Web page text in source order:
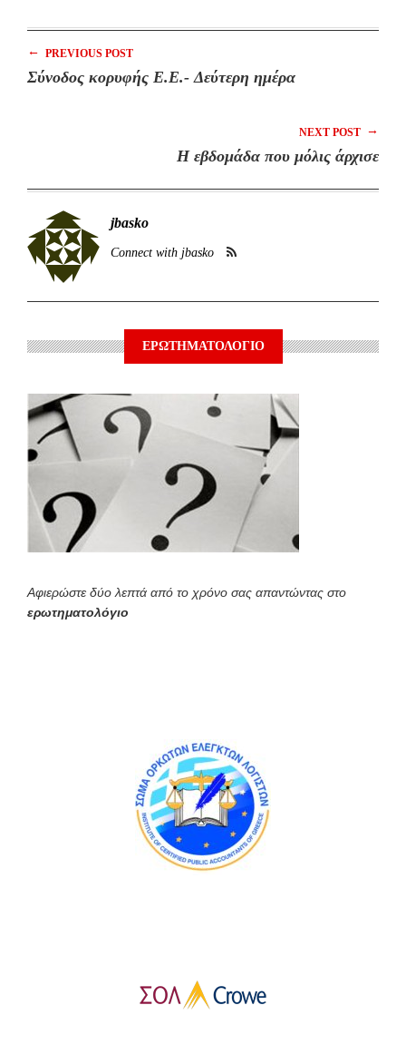
← PREVIOUS POST
Σύνοδος κορυφής Ε.Ε.- Δεύτερη ημέρα
NEXT POST →
H εβδομάδα που μόλις άρχισε
jbasko
Connect with jbasko
ΕΡΩΤΗΜΑΤΟΛΟΓΙΟ
Αφιερώστε δύο λεπτά από το χρόνο σας απαντώντας στο
ερωτηματολόγιο